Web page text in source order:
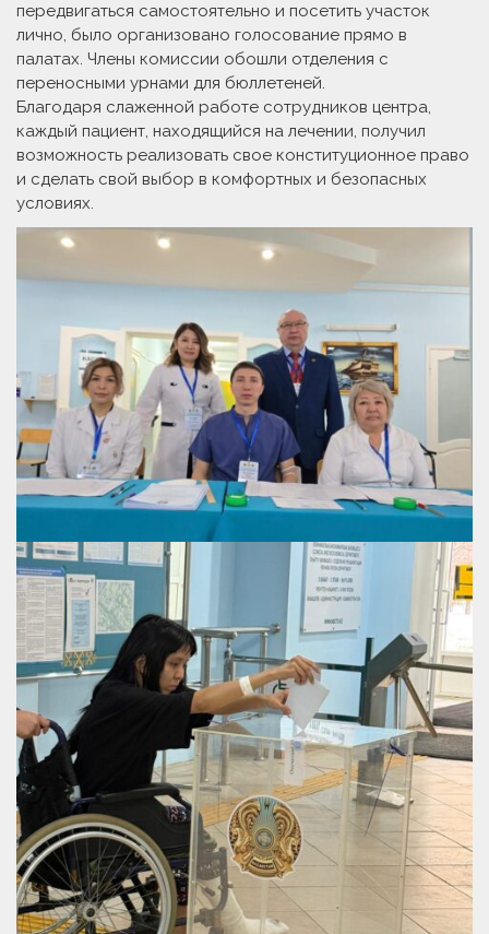
передвигаться самостоятельно и посетить участок
лично, было организовано голосование прямо в
палатах. Члены комиссии обошли отделения с
переносными урнами для бюллетеней.
Благодаря слаженной работе сотрудников центра,
каждый пациент, находящийся на лечении, получил
возможность реализовать свое конституционное право
и сделать свой выбор в комфортных и безопасных
условиях.